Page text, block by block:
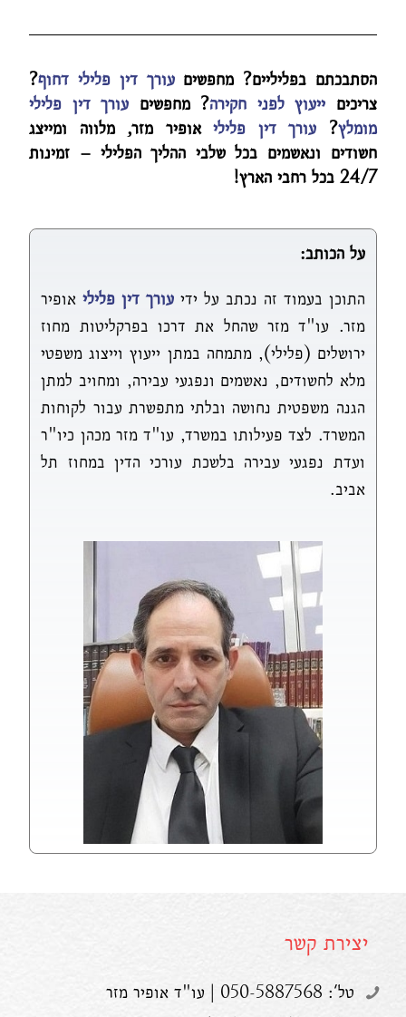
הסתבכתם בפליליים? מחפשיםעורך דין פלילי דחוף?
צריכים ייעוץ לפני חקירה? מחפשים עורך דין פלילי
מומלץ? עורך דין פליליאופיר מזר, מלווה ומייצג
חשודים ונאשמים בכל שלבי ההליך הפלילי – זמינות
24/7 בכל רחבי הארץ!
על הכותב:
התוכן בעמוד זה נכתב על ידי עורך דין פליליאופיר
מזר. עו"ד מזר שהחל את דרכו בפרקליטות מחוז
ירושלים (פלילי), מתמחה במתן ייעוץ וייצוג משפטי
מלא לחשודים, נאשמים ונפגעי עבירה, ומחויב למתן
הגנה משפטית נחושה ובלתי מתפשרת עבור לקוחות
המשרד. לצד פעילותו במשרד, עו"ד מזר מכהן כיו"ר
ועדת נפגעי עבירה בלשכת עורכי הדין במחוז תל
אביב.
יצירת קשר
טל': 050-5887568 | עו"ד אופיר מזר